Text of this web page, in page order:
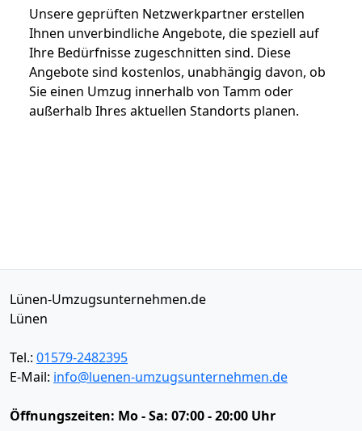
Unsere geprüften Netzwerkpartner erstellen
Ihnen unverbindliche Angebote, die speziell auf
Ihre Bedürfnisse zugeschnitten sind. Diese
Angebote sind kostenlos, unabhängig davon, ob
Sie einen Umzug innerhalb von Tamm oder
außerhalb Ihres aktuellen Standorts planen.
Lünen-Umzugsunternehmen.de
Lünen
Tel.: 01579-2482395
E-Mail: info@luenen-umzugsunternehmen.de
Öffnungszeiten: Mo - Sa: 07:00 - 20:00 Uhr